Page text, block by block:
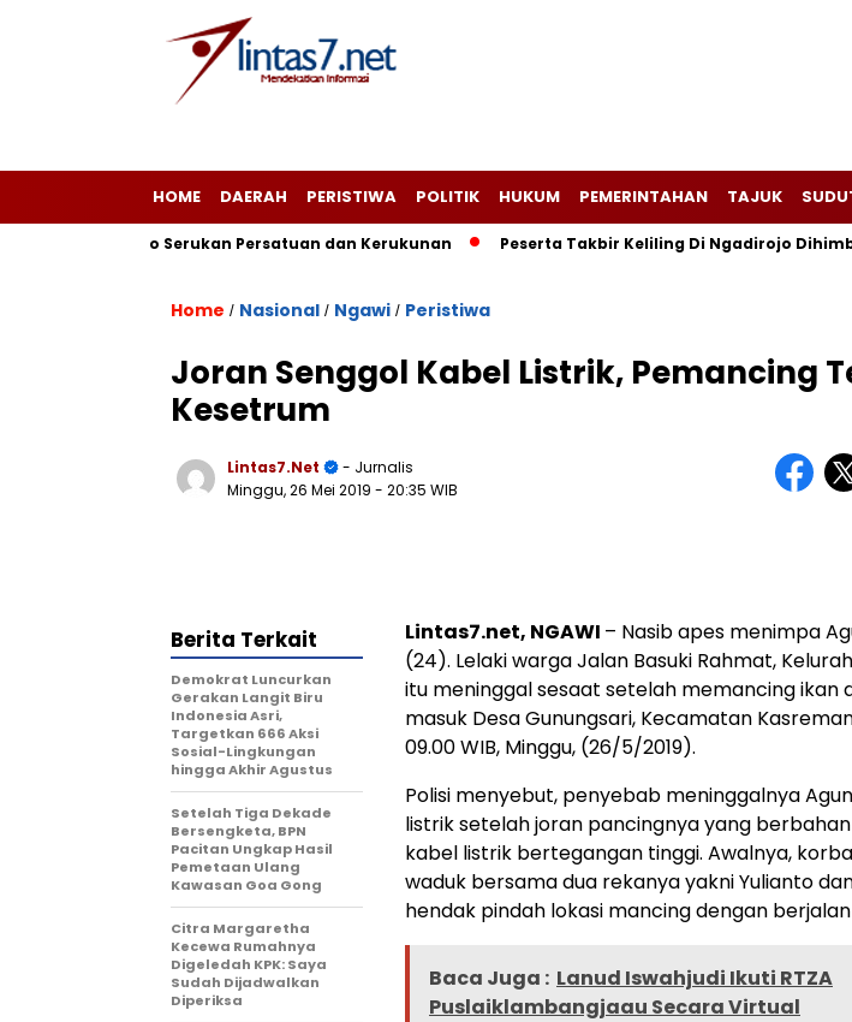
HOME DAERAH PERISTIWA POLITIK HUKUM PEMERINTAHAN TAJUK
Ngadirojo Serukan Persatuan dan Kerukunan Peserta Takbir Keliling Di Ngadirojo
Home / Nasional / Ngawi / Peristiwa
Joran Senggol Kabel Listrik, Pemancing
Kesetrum
Lintas7.net
- Jurnalis
Minggu, 26 Mei 2019 - 20:35 WIB
Lintas7.net, NGAWI – Nasib apes menimpa
(24). Lelaki warga Jalan Basuki Rahmat,
itu meninggal sesaat setelah memancing ikan
masuk Desa Gunungsari, Kecamatan
09.00 WIB, Minggu, (26/5/2019).
Polisi menyebut, penyebab meninggalnya
listrik setelah joran pancingnya yang
kabel listrik bertegangan tinggi. Awalnya,
waduk bersama dua rekanya yakni Yulianto
hendak pindah lokasi mancing dengan berjalan
Baca Juga : Lanud Iswahjudi Ikuti RTZA
Puslaiklambangjaau Secara Virtual
Berita Terkait
Demokrat Luncurkan
Gerakan Langit Biru
Indonesia Asri,
Targetkan 666 Aksi
Sosial-Lingkungan
hingga Akhir Agustus
Setelah Tiga Dekade
Bersengketa, BPN
Pacitan Ungkap Hasil
Pemetaan Ulang
Kawasan Goa Gong
Citra Margaretha
Kecewa Rumahnya
Digeledah KPK: Saya
Sudah Dijadwalkan
Diperiksa